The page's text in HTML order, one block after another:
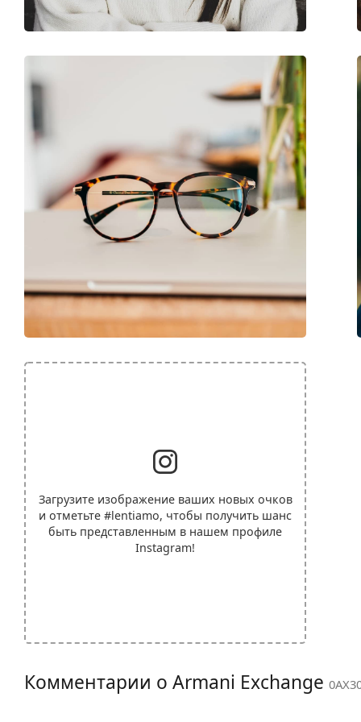
Код:
0AX3075 8029 55
Загрузите изображение ваших новых очков
и отметьте #lentiamo, чтобы получить шанс
быть представленным в нашем профиле
Instagram!
Комментарии о Armani Exchange